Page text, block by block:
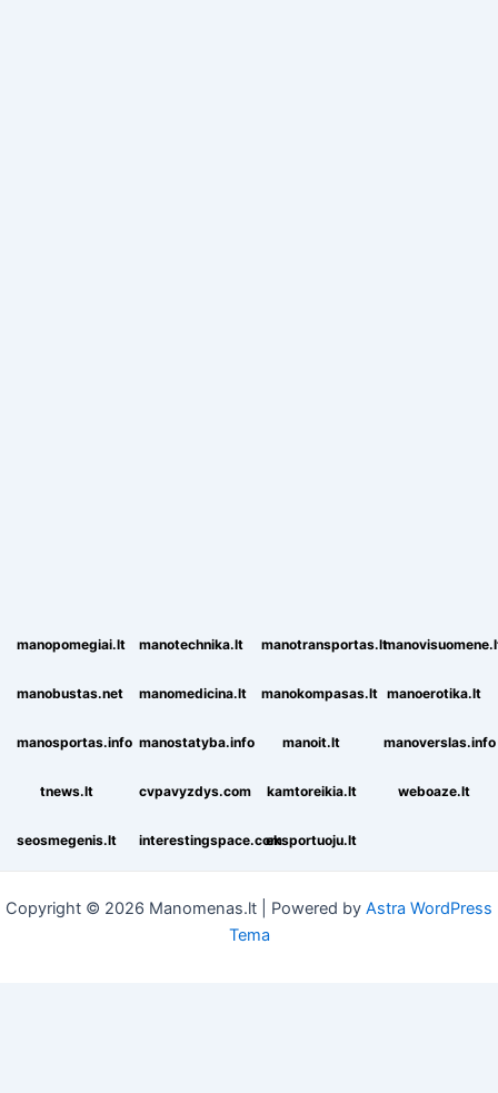
manopomegiai.lt manotechnika.lt manotransportas.lt
manobustas.net manomedicina.lt manokompasas.lt manoerotika.lt
manosportas.info manostatyba.info manoit.lt manoverslas.info
tnews.lt cvpavyzdys.com kamtoreikia.lt weboaze.lt
seosmegenis.lt interestingspace.comeksportuoju.lt
Copyright © 2026 Manomenas.lt | Powered by Astra WordPress
Tema